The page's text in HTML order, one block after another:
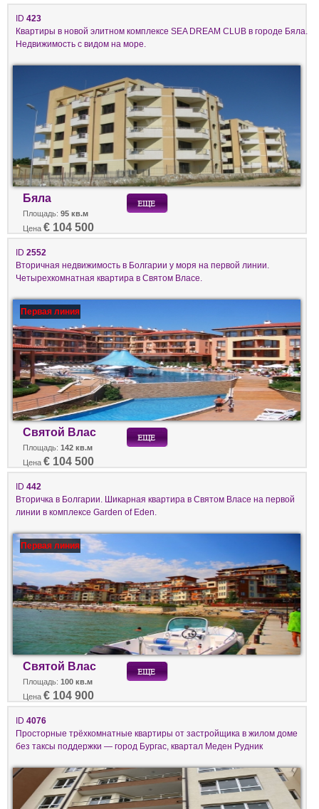
ID 423
Квартиры в новой элитном комплексе SEA DREAM CLUB в городе Бяла.
Недвижимость с видом на море.
Бяла
Площадь: 95 кв.м
Цена € 104 500
ID 2552
Вторичная недвижимость в Болгарии у моря на первой линии.
Четырехкомнатная квартира в Святом Власе.
Первая линия
Святой Влас
Площадь: 142 кв.м
Цена € 104 500
ID 442
Вторичка в Болгарии. Шикарная квартира в Святом Власе на первой
линии в комплексе Garden of Eden.
Первая линия
Святой Влас
Площадь: 100 кв.м
Цена € 104 900
ID 4076
Просторные трёхкомнатные квартиры от застройщика в жилом доме
без таксы поддержки — город Бургас, квартал Меден Рудник